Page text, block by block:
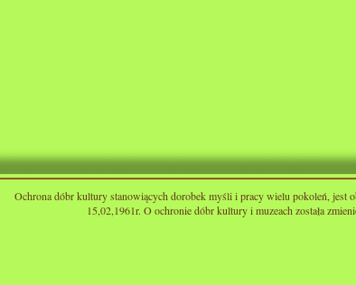
Ochrona dóbr kultury stanowiących dorobek myśli i pracy wielu pokoleń, jest
15,02,1961r. O ochronie dóbr kultury i muzeach została